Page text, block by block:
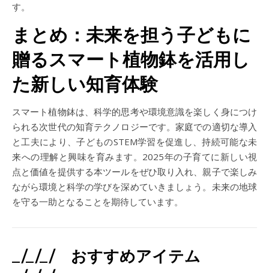
す。
まとめ：未来を担う子どもに
贈るスマート植物鉢を活用し
た新しい知育体験
スマート植物鉢は、科学的思考や環境意識を楽しく身につけ
られる次世代の知育テクノロジーです。家庭での適切な導入
と工夫により、子どものSTEM学習を促進し、持続可能な未
来への理解と興味を育みます。2025年の子育てに新しい視
点と価値を提供する本ツールをぜひ取り入れ、親子で楽しみ
ながら環境と科学の学びを深めていきましょう。未来の地球
を守る一助となることを期待しています。
_/_/_/ おすすめアイテム